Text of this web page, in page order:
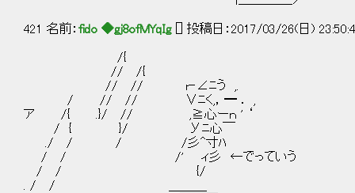
421 名前： fido ◆gj8ofMYqIg [] 投稿日：2017/03/26(日)
/{
// /{
// // r‐∠ﾆう ,.
/ // // ∨ﾆく,，━ ． ,
ア /{ .}/ // ,≧心ーｎ ' ‘
/ { }/ Уﾆ心￣
./ / / /彡^寸ﾊ
/ / /' ィ彡 ←でっていう
/ / {/
. / / ＿＿＿